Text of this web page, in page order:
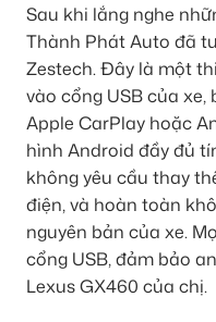
Sau khi lắng nghe
Thành Phát Auto đã
Zestech. Đây là một
vào cổng USB của
Apple CarPlay hoặc
hình Android đầy đủ
không yêu cầu thay
điện, và hoàn toàn
nguyên bản của xe.
cổng USB, đảm bảo
Lexus GX460 của chị.